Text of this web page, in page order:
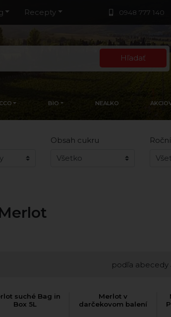
0948 777 140
Recepty
Hľadať
BIO NEALKO
Obsah cukru
podľa abecedy
suché Bag in
Box 5L
Merlot v
darčekovom balení